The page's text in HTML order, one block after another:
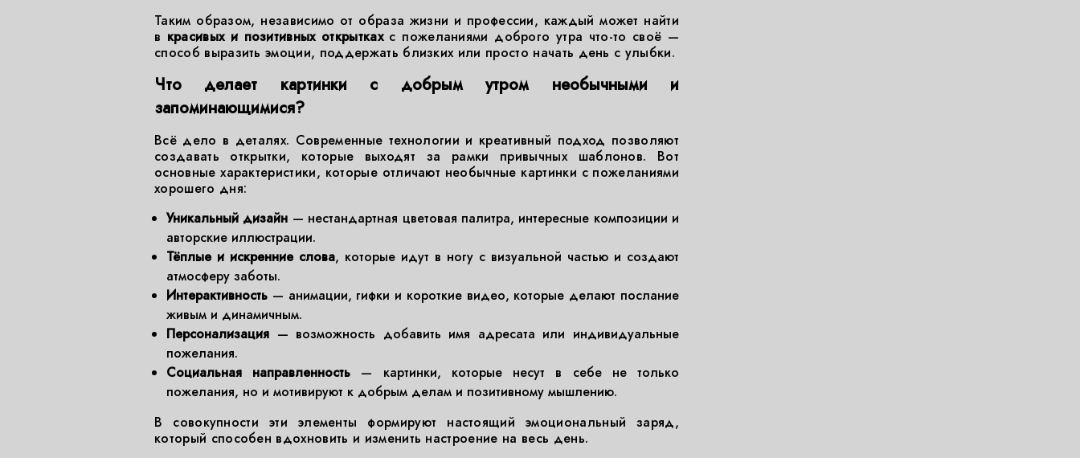
Таким образом, независимо от образа жизни и профессии, каждый может найти
в красивых и позитивных открыткахс пожеланиями доброго утра что-то своё —
способ выразить эмоции, поддержать близких или просто начать день с улыбки.
Что делает картинки с добрым утром необычными и
запоминающимися?
Всё дело в деталях. Современные технологии и креативный подход позволяют
создавать открытки, которые выходят за рамки привычных шаблонов. Вот
основные характеристики, которые отличают необычные картинки с пожеланиями
хорошего дня:
Уникальный дизайн — нестандартная цветовая палитра, интересные композиции и
авторские иллюстрации.
Тёплые и искренние слова, которые идут в ногу с визуальной частью и создают
атмосферу заботы.
Интерактивность — анимации, гифки и короткие видео, которые делают послание
живым и динамичным.
Персонализация — возможность добавить имя адресата или индивидуальные
пожелания.
Социальная направленность — картинки, которые несут в себе не только
пожелания, но и мотивируют к добрым делам и позитивному мышлению.
В совокупности эти элементы формируют настоящий эмоциональный заряд,
который способен вдохновить и изменить настроение на весь день.